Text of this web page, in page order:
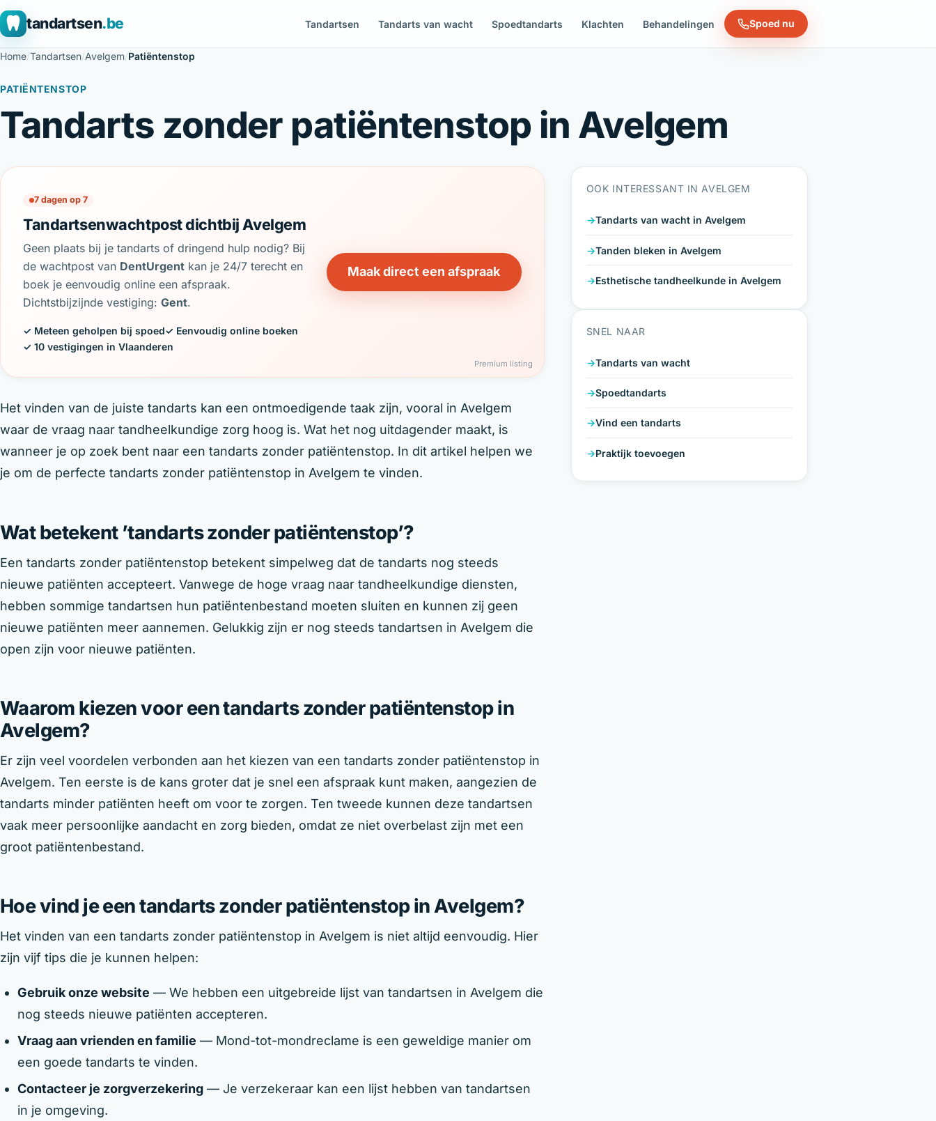
tandartsen.be Tandartsen Tandarts van wacht Spoedtandarts Klachten Behandelingen Spoed nu
Home/Tandartsen/Avelgem/Patiëntenstop
PATIËNTENSTOP
Tandarts zonder patiëntenstop in Avelgem
OOK INTERESSANT IN AVELGEM
Tandarts van wacht in Avelgem
Tanden bleken in Avelgem
Esthetische tandheelkunde in Avelgem
SNEL NAAR
Tandarts van wacht
Spoedtandarts
Vind een tandarts
Praktijk toevoegen
7 dagen op 7
Tandartsenwachtpost dichtbij Avelgem
Geen plaats bij je tandarts of dringend hulp nodig? Bij
de wachtpost van DentUrgent kan je 24/7 terecht en
boek je eenvoudig online een afspraak.
Dichtstbijzijnde vestiging: Gent.
✓ Meteen geholpen bij spoed✓ Eenvoudig online boeken
✓ 10 vestigingen in Vlaanderen
Maak direct een afspraak
Premium listing
Het vinden van de juiste tandarts kan een ontmoedigende taak zijn, vooral in Avelgem
waar de vraag naar tandheelkundige zorg hoog is. Wat het nog uitdagender maakt, is
wanneer je op zoek bent naar een tandarts zonder patiëntenstop. In dit artikel helpen we
je om de perfecte tandarts zonder patiëntenstop in Avelgem te vinden.
Wat betekent ’tandarts zonder patiëntenstop’?
Een tandarts zonder patiëntenstop betekent simpelweg dat de tandarts nog steeds
nieuwe patiënten accepteert. Vanwege de hoge vraag naar tandheelkundige diensten,
hebben sommige tandartsen hun patiëntenbestand moeten sluiten en kunnen zij geen
nieuwe patiënten meer aannemen. Gelukkig zijn er nog steeds tandartsen in Avelgem die
open zijn voor nieuwe patiënten.
Waarom kiezen voor een tandarts zonder patiëntenstop in
Avelgem?
Er zijn veel voordelen verbonden aan het kiezen van een tandarts zonder patiëntenstop in
Avelgem. Ten eerste is de kans groter dat je snel een afspraak kunt maken, aangezien de
tandarts minder patiënten heeft om voor te zorgen. Ten tweede kunnen deze tandartsen
vaak meer persoonlijke aandacht en zorg bieden, omdat ze niet overbelast zijn met een
groot patiëntenbestand.
Hoe vind je een tandarts zonder patiëntenstop in Avelgem?
Het vinden van een tandarts zonder patiëntenstop in Avelgem is niet altijd eenvoudig. Hier
zijn vijf tips die je kunnen helpen:
Gebruik onze website — We hebben een uitgebreide lijst van tandartsen in Avelgem die
nog steeds nieuwe patiënten accepteren.
Vraag aan vrienden en familie — Mond-tot-mondreclame is een geweldige manier om
een goede tandarts te vinden.
Contacteer je zorgverzekering — Je verzekeraar kan een lijst hebben van tandartsen
in je omgeving.